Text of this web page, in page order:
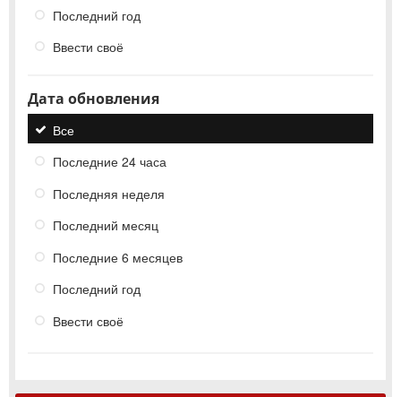
Последний год
Ввести своё
Дата обновления
Все
Последние 24 часа
Последняя неделя
Последний месяц
Последние 6 месяцев
Последний год
Ввести своё